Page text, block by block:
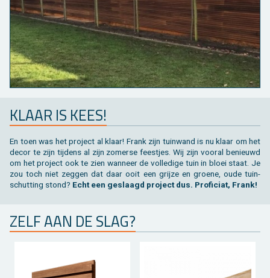
KLAAR IS KEES!
En toen was het pro­ject al klaar! Frank zijn tuin­wand is nu klaar om het
decor te zijn tij­dens al zijn zo­mer­se feest­jes. Wij zijn voor­al be­nieuwd
om het pro­ject ook te zien wan­neer de vol­le­di­ge tuin in bloei staat. Je
zou toch niet zeg­gen dat daar ooit een grij­ze en groe­ne, oude tuin­
schut­ting stond? Echt een ge­slaagd pro­ject dus. Pro­fi­ci­at, Frank!
ZELF AAN DE SLAG?